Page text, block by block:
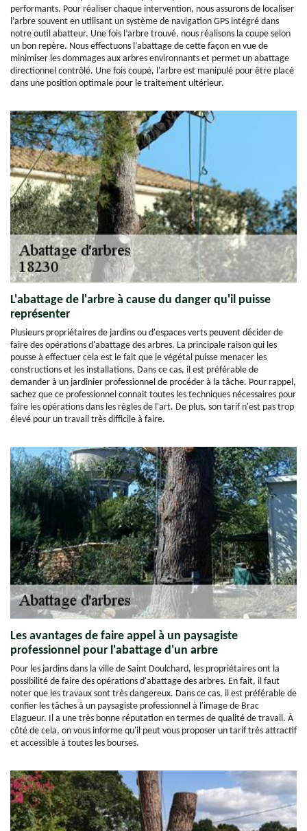
performants. Pour réaliser chaque intervention, nous assurons de localiser
l’arbre souvent en utilisant un système de navigation GPS intégré dans
notre outil abatteur. Une fois l’arbre trouvé, nous réalisons la coupe selon
un bon repère. Nous effectuons l’abattage de cette façon en vue de
minimiser les dommages aux arbres environnants et permet un abattage
directionnel contrôlé. Une fois coupé, l'arbre est manipulé pour être placé
dans une position optimale pour le traitement ultérieur.
L'abattage de l'arbre à cause du danger qu'il puisse
représenter
Plusieurs propriétaires de jardins ou d'espaces verts peuvent décider de
faire des opérations d'abattage des arbres. La principale raison qui les
pousse à effectuer cela est le fait que le végétal puisse menacer les
constructions et les installations. Dans ce cas, il est préférable de
demander à un jardinier professionnel de procéder à la tâche. Pour rappel,
sachez que ce professionnel connait toutes les techniques nécessaires pour
faire les opérations dans les règles de l'art. De plus, son tarif n'est pas trop
élevé pour un travail très difficile à faire.
Les avantages de faire appel à un paysagiste
professionnel pour l'abattage d'un arbre
Pour les jardins dans la ville de Saint Doulchard, les propriétaires ont la
possibilité de faire des opérations d'abattage des arbres. En fait, il faut
noter que les travaux sont très dangereux. Dans ce cas, il est préférable de
confier les tâches à un paysagiste professionnel à l'image de Brac
Elagueur. Il a une très bonne réputation en termes de qualité de travail. À
côté de cela, on vous informe qu'il peut vous proposer un tarif très attractif
et accessible à toutes les bourses.